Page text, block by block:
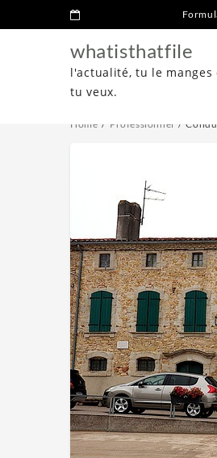
whatisthatfile
l'actualité, tu le manges
tu veux.
Home Professionnel